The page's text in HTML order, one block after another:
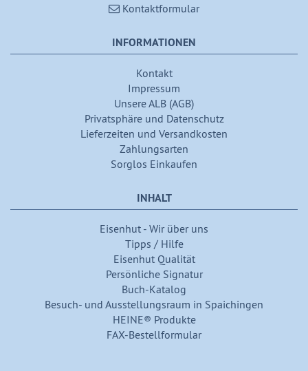
Kontaktformular
INFORMATIONEN
Kontakt
Impressum
Unsere ALB (AGB)
Privatsphäre und Datenschutz
Lieferzeiten und Versandkosten
Zahlungsarten
Sorglos Einkaufen
INHALT
Eisenhut - Wir über uns
Tipps / Hilfe
Eisenhut Qualität
Persönliche Signatur
Buch-Katalog
Besuch- und Ausstellungsraum in Spaichingen
HEINE® Produkte
FAX-Bestellformular